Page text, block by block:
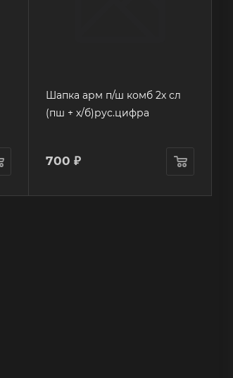
Шапка арм п/ш комб 2х сл
(пш + х/б)рус.цифра
700 ₽